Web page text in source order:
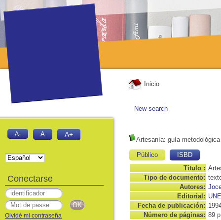
Inicio
New search
Artesanía: guía
Público
ISBD
Título :
Tipo de documento:
Autores:
Editorial:
Fecha de publicación:
Número de páginas: 89 p
A- A A+
Conectarse
Olvidé mi contraseña